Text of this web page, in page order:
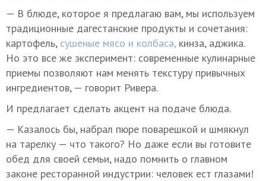
— В блюде, которое я предлагаю вам, мы используем
традиционные дагестанские продукты и сочетания:
картофель, сушеные мясо и колбаса,кинза, аджика.
Но это все же эксперимент: современные кулинарные
приемы позволяют нам менять текстуру привычных
ингредиентов, — говорит Ривера.
И предлагает сделать акцент на подаче блюда.
— Казалось бы, набрал пюре поварешкой и шмякнул
на тарелку — что такого? Но даже если вы готовите
обед для своей семьи, надо помнить о главном
законе ресторанной индустрии: человек ест глазами!